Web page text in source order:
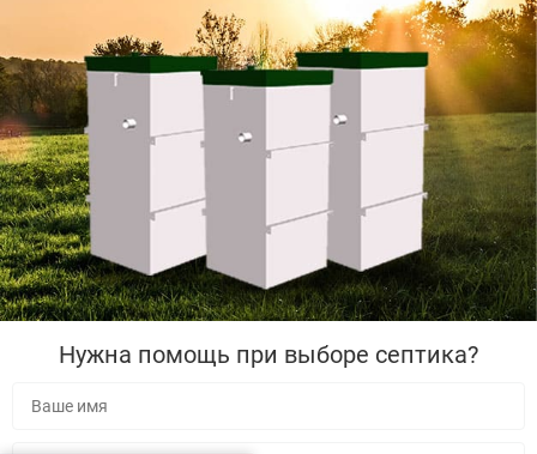
Нужна помощь при выборе септика?